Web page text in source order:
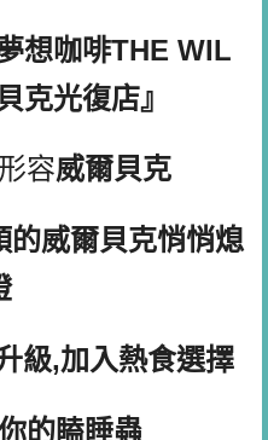
想咖啡THE WIL
克光復店』
容威爾貝克
的威爾貝克悄悄熄
級,加入熱食選擇
的瞌睡蟲